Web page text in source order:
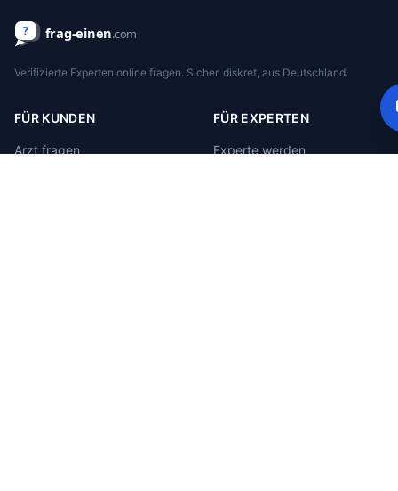
Verifizierte Experten online fragen. Sicher, diskret, aus Deutschland.
FÜR KUNDEN
Arzt fragen
FÜR EXPERTEN
Experte werden